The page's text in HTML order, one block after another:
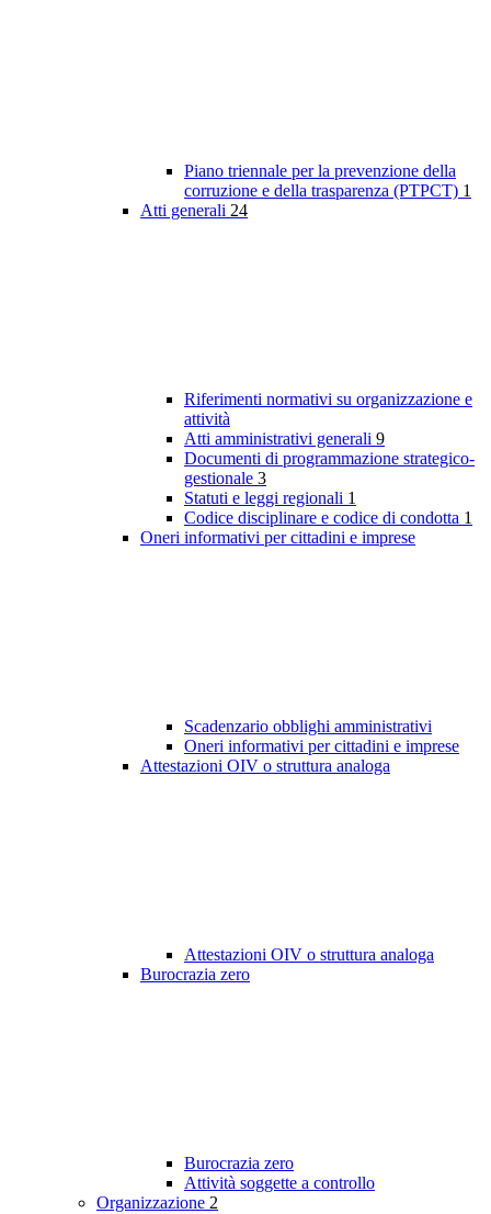
Piano triennale per la prevenzione della
corruzione e della trasparenza (PTPCT) 1
Atti generali 24
Riferimenti normativi su organizzazione e
attività
Atti amministrativi generali 9
Documenti di programmazione strategico-
gestionale 3
Statuti e leggi regionali 1
Codice disciplinare e codice di condotta 1
Oneri informativi per cittadini e imprese
Scadenzario obblighi amministrativi
Oneri informativi per cittadini e imprese
Attestazioni OIV o struttura analoga
Attestazioni OIV o struttura analoga
Burocrazia zero
Burocrazia zero
Attività soggette a controllo
Organizzazione 2